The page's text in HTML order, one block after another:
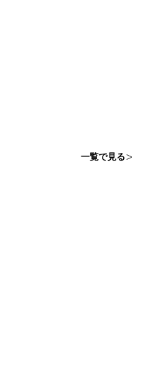
一覧で見る